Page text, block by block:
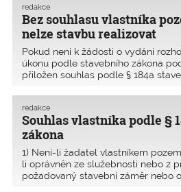
staveb.
Bez souhlasu vlastníka
nelze stavbu realizovat
redakce
Pokud není k žádosti o vydání
úkonu podle stavebního zákona
přiložen souhlas podle § 184a
a stavební úřad vyzve k odstranění
odmí
Souhlas vlastníka podle §
zákona
redakce
1) Není-li žadatel vlastníkem
li oprávněn ze služebnosti nebo z
požadovaný stavební záměr nebo